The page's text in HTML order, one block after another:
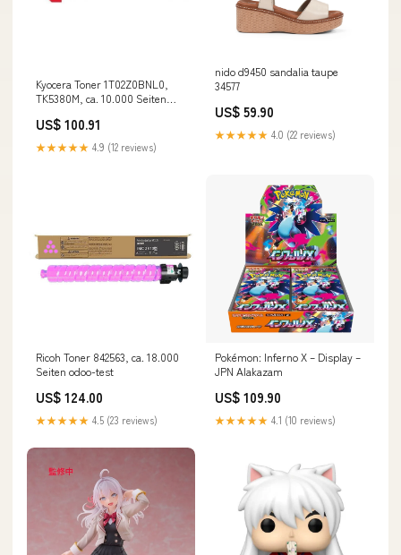
Kyocera Toner 1T02Z0BNL0,
TK5380M, ca. 10.000 Seiten
US$ 100.91
★★★★★ 4.9 (12 reviews)
nido d9450 sandalia taupe
34577
US$ 59.90
★★★★★ 4.0 (22 reviews)
Ricoh Toner 842563, ca. 18.000
Seiten odoo-test
US$ 124.00
★★★★★ 4.5 (23 reviews)
Pokémon: Inferno X – Display –
JPN Alakazam
US$ 109.90
★★★★★ 4.1 (10 reviews)